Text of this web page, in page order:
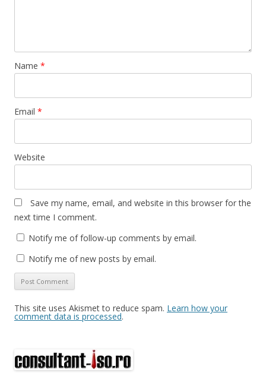
Name *
Email *
Website
Save my name, email, and website in this browser for the
next time I comment.
Notify me of follow-up comments by email.
Notify me of new posts by email.
This site uses Akismet to reduce spam. Learn how your
comment data is processed.